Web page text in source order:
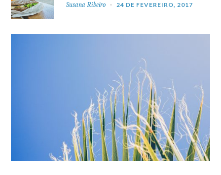
Susana Ribeiro 24 DE FEVEREIRO, 2017